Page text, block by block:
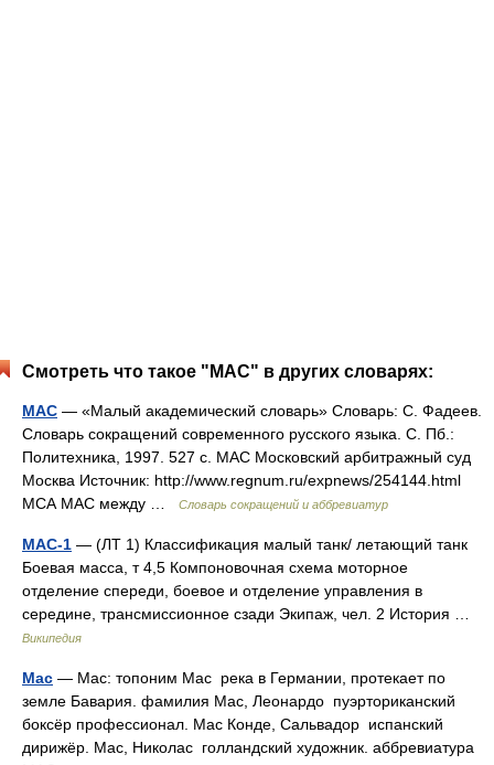
Смотреть что такое "МАС" в других словарях:
МАС — «Малый академический словарь» Словарь: С. Фадеев.
Словарь сокращений современного русского языка. С. Пб.:
Политехника, 1997. 527 с. МАС Московский арбитражный суд
Москва Источник: http://www.regnum.ru/expnews/254144.html
МСА МАС между …
Словарь сокращений и аббревиатур
МАС-1 — (ЛТ 1) Классификация малый танк/ летающий танк
Боевая масса, т 4,5 Компоновочная схема моторное
отделение спереди, боевое и отделение управления в
середине, трансмиссионное сзади Экипаж, чел. 2 История …
Википедия
Мас — Мас: топоним Мас река в Германии, протекает по
земле Бавария. фамилия Мас, Леонардо пуэрториканский
боксёр профессионал. Мас Конде, Сальвадор испанский
дирижёр. Мас, Николас голландский художник. аббревиатура